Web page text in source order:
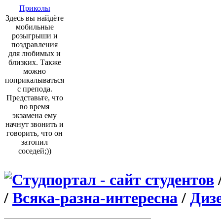
Приколы
Здесь вы найдёте
мобильные
розыгрыши и
поздравления
для любимых и
близких. Также
можно
поприкалываться
с препода.
Представьте, что
во время
экзамена ему
начнут звонить и
говорить, что он
затопил
соседей;))
/ Всяка-разна-интересна/